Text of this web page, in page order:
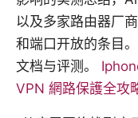
以及多家路由器厂
和端口开放的条目
文档与评测。
VPN 網路保護全攻